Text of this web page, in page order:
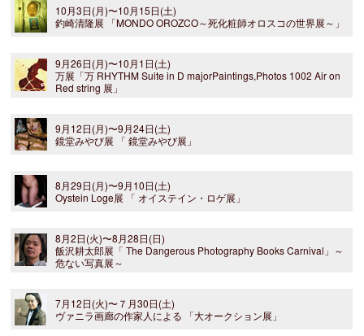
10月3日(月)〜10月15日(土)
釣崎清隆展 「MONDO OROZCO～死化粧師オロスコの世界展～」
9月26日(月)〜10月1日(土)
万展「万 RHYTHM Suite in D majorPaintings,Photos 1002 Air on
Red string 展」
9月12日(月)〜9月24日(土)
鏡堂みやび展 「 鏡堂みやび展」
8月29日(月)〜9月10日(土)
Oystein Loge展 「 オイステイン・ロゲ展」
8月2日(火)〜8月28日(日)
飯沢耕太郎展「 The Dangerous Photography Books Carnival」～
危ない写真展～
7月12日(火)〜７月30日(土)
ヴァニラ画廊の作家人による 「大オークション展」